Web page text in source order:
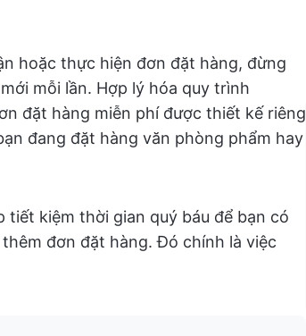
hoặc thực hiện đơn đặt hàng, đừng
mỗi lần. Hợp lý hóa quy trình
đặt hàng miễn phí được thiết kế riêng
đang đặt hàng văn phòng phẩm hay
tiết kiệm thời gian quý báu để bạn có
đơn đặt hàng. Đó chính là việc